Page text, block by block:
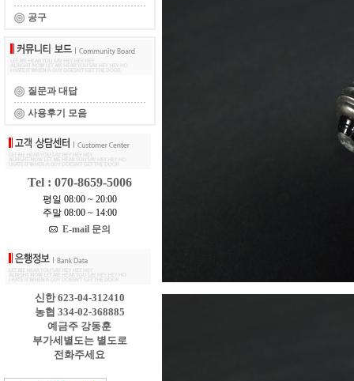
공구
질문과 대답
사용후기 모음
Tel : 070-8659-5006
평일 08:00 ~ 20:00
주말 08:00 ~ 14:00
E-mail 문의
신한 623-04-312410
농협 334-02-368885
예금주 강동훈
부가세별도는 별도로
전화주세요